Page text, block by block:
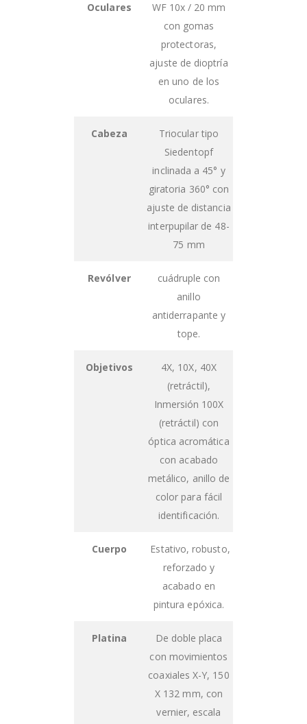
Oculares
WF 10x / 20 mm
con gomas
protectoras,
ajuste de dioptría
en uno de los
oculares.
Cabeza
Triocular tipo
Siedentopf
inclinada a 45° y
giratoria 360° con
ajuste de distancia
interpupilar de 48-
75 mm
Revólver
cuádruple con
anillo
antiderrapante y
tope.
Objetivos
4X, 10X, 40X
(retráctil),
Inmersión 100X
(retráctil) con
óptica acromática
con acabado
metálico, anillo de
color para fácil
identificación.
Cuerpo
Estativo, robusto,
reforzado y
acabado en
pintura epóxica.
Platina
De doble placa
con movimientos
coaxiales X-Y, 150
X 132 mm, con
vernier, escala